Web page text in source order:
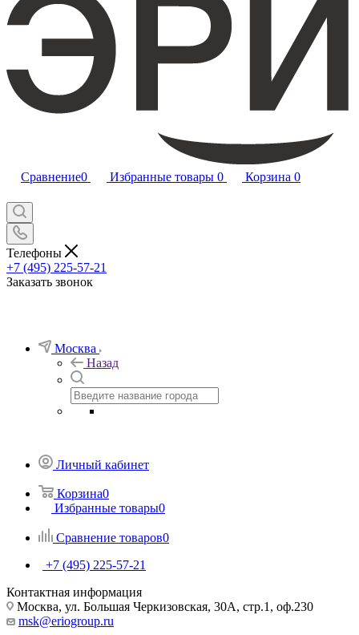
Сравнение0 Избранные товары 0 Корзина 0
Телефоны
+7 (495) 225-57-21
Заказать звонок
Москва
Назад
Личный кабинет
Корзина0
Избранные товары0
Сравнение товаров0
+7 (495) 225-57-21
Контактная информация
Москва, ул. Большая Черкизовская, 30А, стр.1, оф.230
msk@eriogroup.ru